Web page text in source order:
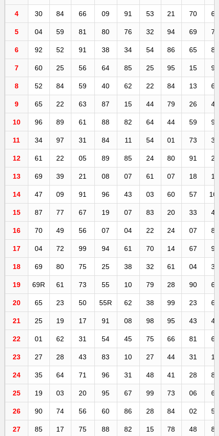
4 30 84 66 09 91 53 21 70 66
5 04 59 81 80 76 32 94 69 76
6 92 52 91 38 34 54 86 65 88
7 60 25 56 64 85 25 95 15 95
8 52 84 59 40 62 22 84 13 64
9 65 22 63 87 15 44 79 26 43
10 96 89 61 88 82 64 44 59 97
11 34 97 31 84 11 54 01 73 33
12 61 22 05 89 85 24 80 91 25
13 69 39 21 08 07 61 07 18 17
14 47 09 91 96 43 03 60 57
15 87 77 67 19 07 83 20 33 45
16 70 49 56 07 04 22 24 07 89
17 04 72 99 94 61 70 14 67 90
18 69 80 75 25 38 32 61 04 30
19 69R 61 73 55 10 79 28 90 68
20 65 23 50 55R 62 38 99 23 69
21 25 19 17 91 08 98 95 43 42
22 01 62 31 54 45 75 66 81 65
23 27 28 43 83 10 27 44 31 16
24 35 64 71 96 31 48 41 28 85
25 19 03 20 95 67 99 73 06 64
26 90 74 56 60 86 28 84 02 58
27 85 17 75 88 82 15 78 48 82